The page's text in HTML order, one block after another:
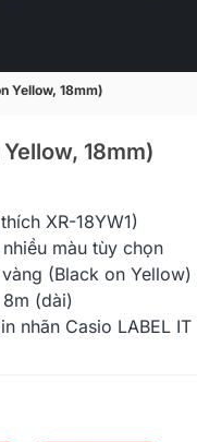
Yellow, 18mm)
18mm)
XR-18YW1)
màu tùy chọn
(Black on Yellow)
(dài)
nhãn Casio LABEL IT
HR-6RD
6mm)
176.000 đ
HR-6BU